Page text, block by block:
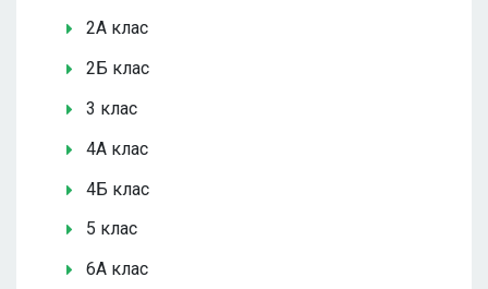
2А клас
2Б клас
3 клас
4А клас
4Б клас
5 клас
6А клас